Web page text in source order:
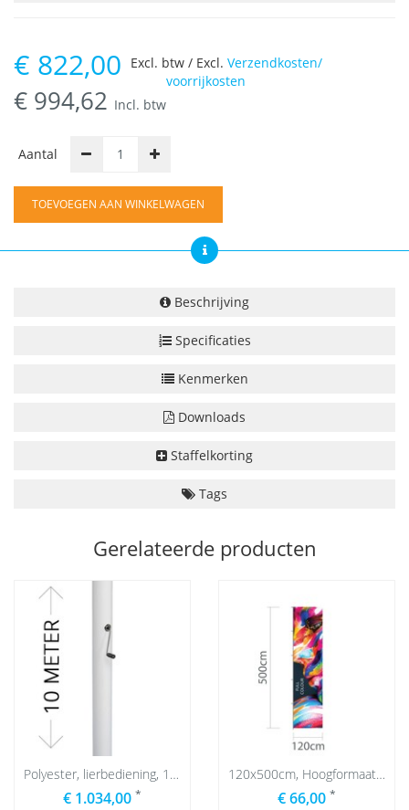
€ 822,00
€ 994,62 Incl. btw
Excl. btw / Excl. Verzendkosten/
voorrijkosten
Aantal
TOEVOEGEN AAN WINKELWAGEN
Beschrijving
Specificaties
Kenmerken
Downloads
Staffelkorting
Tags
Gerelateerde producten
Polyester, lierbediening, 10 meter
€ 1.034,00 *
120x500cm, Hoogformaat mastvlag
€ 66,00 *